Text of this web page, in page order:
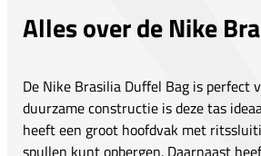
Alles over de Nike
De Nike Brasilia Duffel Bag is
duurzame constructie is deze tas
heeft een groot hoofdvak met